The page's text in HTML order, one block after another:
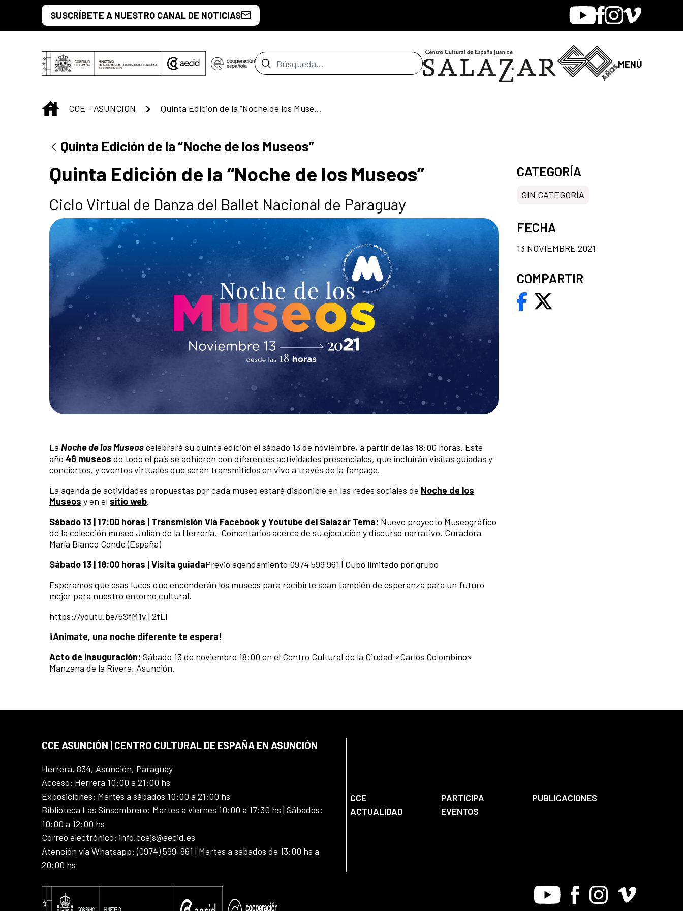
Saltar al contenido principal
SUSCRÍBETE A NUESTRO CANAL DE NOTICIAS YoutubeFacebook
Instagram
Vimeo
Barra de búsqueda MENÚ
INICIO
CCE - ASUNCION Quinta Edición de la “Noche de los Museos”
Quinta Edición de la “Noche de los Museos”
Quinta Edición de la “Noche de los Museos”
Ciclo Virtual de Danza del Ballet Nacional de Paraguay
La Noche de los Museoscelebrará su quinta edición el sábado 13 de noviembre, a partir de las 18:00 horas. Este
año 46 museos de todo el país se adhieren con diferentes actividades presenciales, que incluirán visitas guiadas y
conciertos, y eventos virtuales que serán transmitidos en vivo a través de la fanpage.
La agenda de actividades propuestas por cada museo estará disponible en las redes sociales de Noche de los
Museos y en el sitio web.
Sábado 13 | 17:00 horas | Transmisión Vía Facebook y Youtube del Salazar Tema: Nuevo proyecto Museográfico
de la colección museo Julián de la Herrería. Comentarios acerca de su ejecución y discurso narrativo. Curadora
María Blanco Conde (España)
Sábado 13 | 18:00 horas | Visita guiadaPrevio agendamiento 0974 599 961 | Cupo limitado por grupo
Esperamos que esas luces que encenderán los museos para recibirte sean también de esperanza para un futuro
mejor para nuestro entorno cultural.
https://youtu.be/5SfM1vT2fLI
¡Animate, una noche diferente te espera!
Acto de inauguración: Sábado 13 de noviembre 18:00 en el Centro Cultural de la Ciudad «Carlos Colombino»
Manzana de la Rivera, Asunción.
CATEGORÍA
SIN CATEGORÍA
FECHA
13 NOVIEMBRE 2021
COMPARTIR
CCE ASUNCIÓN | CENTRO CULTURAL DE ESPAÑA EN ASUNCIÓN
Herrera, 834, Asunción, Paraguay
Acceso: Herrera 10:00 a 21:00 hs
Exposiciones: Martes a sábados 10:00 a 21:00 hs
Biblioteca Las Sinsombrero: Martes a viernes 10:00 a 17:30 hs | Sábados:
10:00 a 12:00 hs
Correo electrónico: info.ccejs@aecid.es
Atención vía Whatsapp: (0974) 599-961 | Martes a sábados de 13:00 hs a
20:00 hs
CCE PARTICIPA
PUBLICACIONES
ACTUALIDAD
EVENTOS
Youtube FacebookInstagram
Vimeo